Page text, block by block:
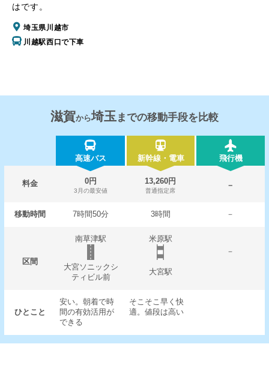
はです。
埼玉県川越市
川越駅西口で下車
滋賀から埼玉 までの移動手段を比較
高速バス 新幹線・電車 飛行機
料金 0円
3月の最安値
13,260円
普通指定席
－
移動時間 7時間50分 3時間 －
区間
南草津駅
米原駅
－
大宮ソニックシ
ティビル前
大宮駅
ひとこと
安い。朝着で時
間の有効活用が
できる
そこそこ早く快
適。値段は高い